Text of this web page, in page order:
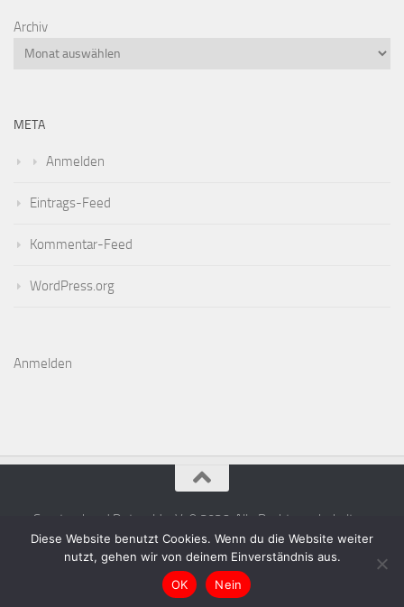
Archiv
META
Anmelden
Eintrags-Feed
Kommentar-Feed
WordPress.org
Anmelden
Sportverband Detmold e.V. © 2026. Alle Rechte vorbehalten.
Diese Website benutzt Cookies. Wenn du die Website weiter
nutzt, gehen wir von deinem Einverständnis aus.
OK
Nein